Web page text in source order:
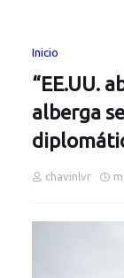
Inicio
“EE.UU.
alberga
chavinlvr